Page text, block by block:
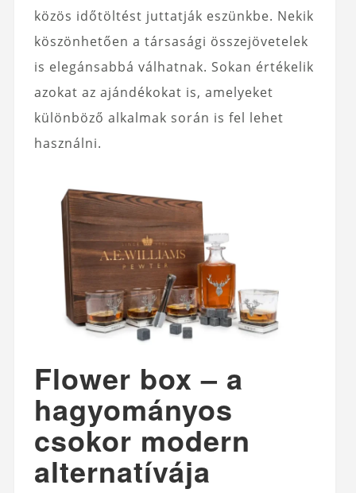
közös időtöltést juttatják eszünkbe. Nekik
köszönhetően a társasági összejövetelek
is elegánsabbá válhatnak. Sokan értékelik
azokat az ajándékokat is, amelyeket
különböző alkalmak során is fel lehet
használni.
Flower box – a
hagyományos
csokor modern
alternatívája